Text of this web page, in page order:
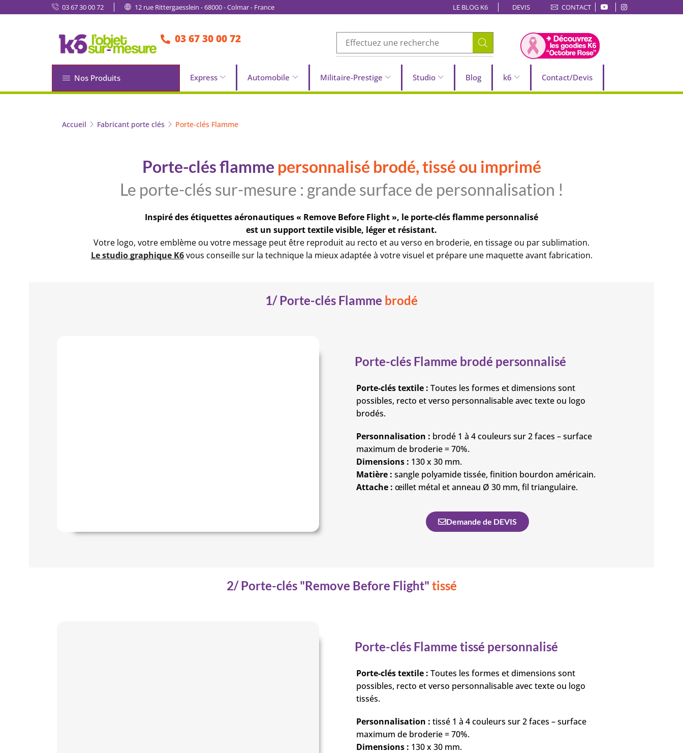
03 67 30 00 72 12 rue Rittergaesslein - 68000 - Colmar - France LE BLOG K6 DEVIS CONTACT
03 67 30 00 72
Nos Produits Express Automobile Militaire-Prestige Studio Blog k6 Contact/Devis
Accueil Fabricant porte clés Porte-clés Flamme
Porte-clés flamme personnalisé brodé, tissé ou imprimé
Le porte-clés sur-mesure : grande surface de personnalisation !
Inspiré des étiquettes aéronautiques « Remove Before Flight », le porte-clés flamme personnalisé
est un support textile visible, léger et résistant.
Votre logo, votre emblème ou votre message peut être reproduit au recto et au verso en broderie, en tissage ou par sublimation.
Le studio graphique K6vous conseille sur la technique la mieux adaptée à votre visuel et prépare une maquette avant fabrication.
1/ Porte-clés Flamme brodé
Porte-clés Flamme brodé personnalisé
Porte-clés textile : Toutes les formes et dimensions sont
possibles, recto et verso personnalisable avec texte ou logo
brodés.
Personnalisation : brodé 1 à 4 couleurs sur 2 faces – surface
maximum de broderie = 70%.
Dimensions : 130 x 30 mm.
Matière : sangle polyamide tissée, finition bourdon américain.
Attache : œillet métal et anneau Ø 30 mm, fil triangulaire.
Demande de DEVIS
2/ Porte-clés "Remove Before Flight" tissé
Porte-clés Flamme tissé personnalisé
Porte-clés textile : Toutes les formes et dimensions sont
possibles, recto et verso personnalisable avec texte ou logo
tissés.
Personnalisation : tissé 1 à 4 couleurs sur 2 faces – surface
maximum de broderie = 70%.
Dimensions : 130 x 30 mm.